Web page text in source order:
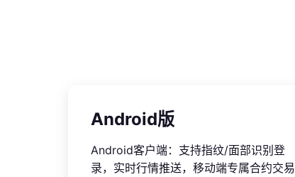
Android版
Android客户端：支持指纹/面部识别登
录，实时行情推送，移动端专属合约交易